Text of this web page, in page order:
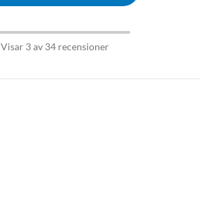
Visar 3 av 34 recensioner